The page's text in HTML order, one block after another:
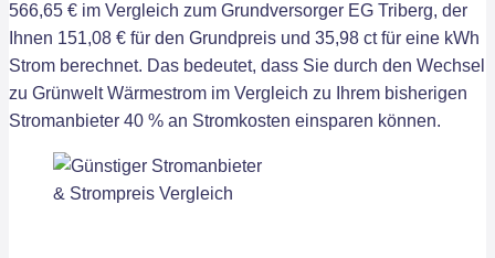
566,65 € im Vergleich zum Grundversorger EG Triberg, der
Ihnen 151,08 € für den Grundpreis und 35,98 ct für eine kWh
Strom berechnet. Das bedeutet, dass Sie durch den Wechsel
zu Grünwelt Wärmestrom im Vergleich zu Ihrem bisherigen
Stromanbieter 40 % an Stromkosten einsparen können.